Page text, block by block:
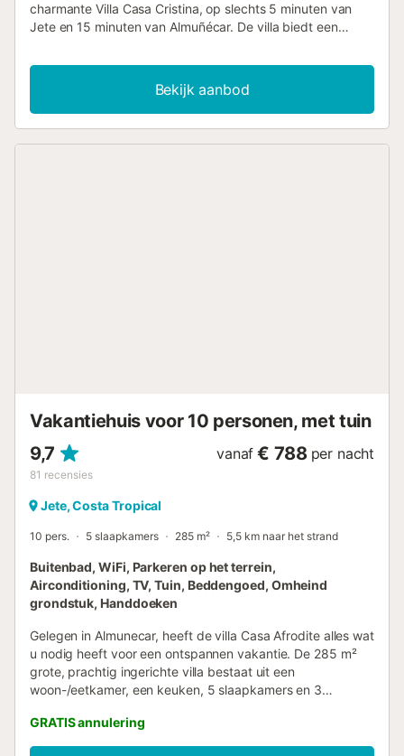
charmante Villa Casa Cristina, op slechts 5 minuten van
Jete en 15 minuten van Almuñécar. De villa biedt een
omgeving waar jullie heerlijk kunnen ontspannen. Met 150
m² biedt de villa plaats aan 7 personen. Er zijn 3
slaapkamers, 1 complete badkamer, een extra toilet, een
ruime en lichte woonkamer en een volledig uitgeruste
Huisdieren zijn niet toegestaan. Villa Ca...
Bekijk aanbod
Vakantiehuis voor 10 personen, met tuin
9,7
81 recensies
vanaf € 788 per nacht
Jete, Costa Tropical
10 pers. 5 slaapkamers 285 m² 5,5 km naar het strand
Buitenbad, WiFi, Parkeren op het terrein,
Airconditioning, TV, Tuin, Beddengoed, Omheind
grondstuk, Handdoeken
Gelegen in Almunecar, heeft de villa Casa Afrodite alles wat
u nodig heeft voor een ontspannen vakantie. De 285 m²
grote, prachtig ingerichte villa bestaat uit een
woon-/eetkamer, een keuken, 5 slaapkamers en 3
Extra voorzieningen zijn onder meer Wi-Fi geschikt voor
videogesprekken, airconditioning, een wasmachine en een
GRATIS annulering